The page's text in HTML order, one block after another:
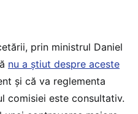
prin ministrul Daniel
nu a știut despre aceste
și că va reglementa
comisiei este consultativ.